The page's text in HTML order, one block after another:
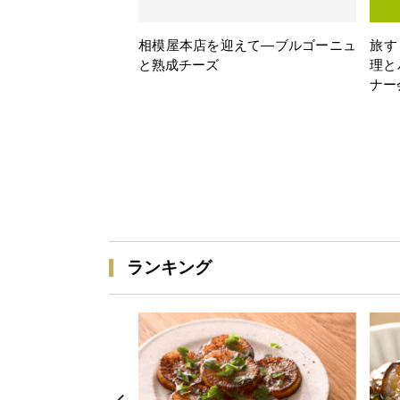
相模屋本店を迎えて―ブルゴーニュ
と熟成チーズ
旅
理と
ナー
ランキング